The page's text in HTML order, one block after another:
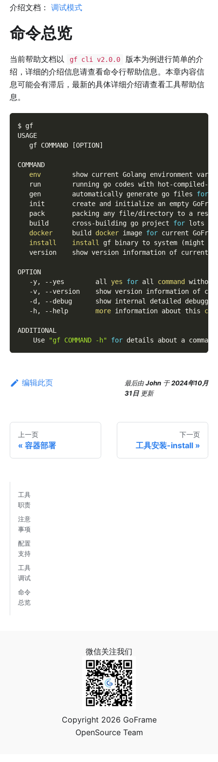
介绍文档： 调试模式
命令总览
当前帮助文档以 gf cli v2.0.0
版本为例进行简单的介
绍，详细的介绍信息请查看命令行帮助信息。本章内容信
息可能会有滞后，最新的具体详细介绍请查看工具帮助信
息。
$ gf
USAGE
   gf COMMAND
[OPTION]
COMMAND
env
show current Golang environment
run        running go codes with hot-compiled-
   gen        automatically generate go files
for
init       create and initialize an empty
pack       packing any file/directory to a
   build      cross-building go project
for lots of
docker
     build
docker image for current
install
install gf binary to system (might
version    show version information of current
OPTION
   -y,
--yes
        all
yes for all command
without
   -v,
--version
show version information of
   -d,
--debug
show internal detailed
   -h,
--help more information about this
ADDITIONAL
    Use
"gf COMMAND -h" for details about a
编辑此页 最后由John 于2024年10月
31日 更新
上一页
容器部署
下一页
工具安装-install
工具
职责
注意
事项
配置
支持
工具
调试
命令
总览
微信关注我们
Copyright 2026 GoFrame
OpenSource Team